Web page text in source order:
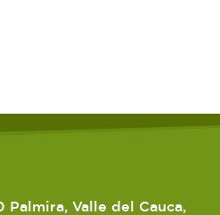
Palmira, Valle del Cauca,